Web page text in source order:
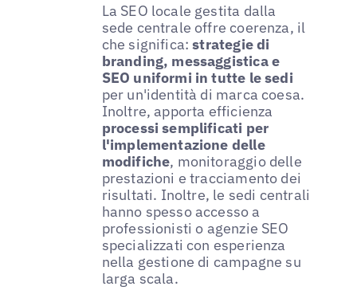
La SEO locale gestita dalla
sede centrale offre coerenza, il
che significa:strategie di
branding, messaggistica e
SEO uniformi in tutte le sedi
per un'identità di marca coesa.
Inoltre, apporta efficienza
processi semplificati per
l'implementazione delle
modifiche, monitoraggio delle
prestazioni e tracciamento dei
risultati. Inoltre, le sedi centrali
hanno spesso accesso a
professionisti o agenzie SEO
specializzati con esperienza
nella gestione di campagne su
larga scala.